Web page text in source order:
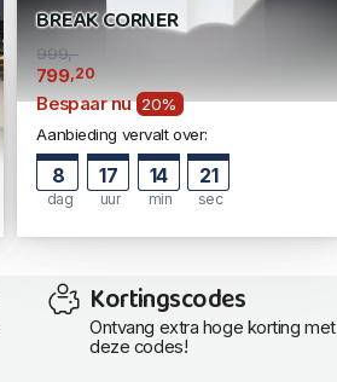
BREAK CORNER
999,-
799,20
Bespaar nu 20%
Aanbieding vervalt over:
8
dag
17
uur
14
min
20
sec
Kortingscodes
Ontvang extra hoge korting met
deze codes!